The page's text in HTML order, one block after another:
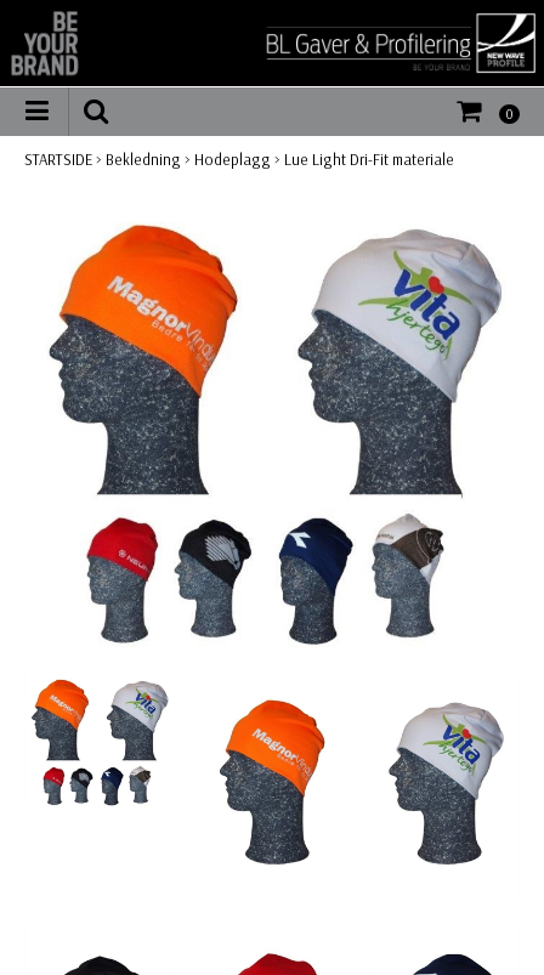
0
STARTSIDE> Bekledning > Hodeplagg > Lue Light Dri-Fit materiale